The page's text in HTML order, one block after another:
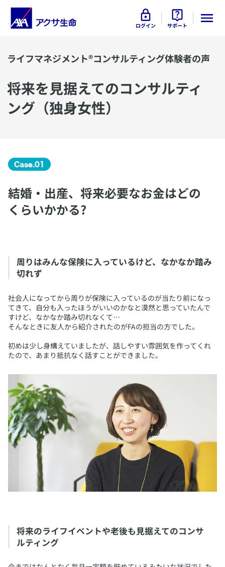
ログイン サポート
ライフマネジメント®コンサルティング体験者の声
​将来を見据えてのコンサルティ
ング（独身女性）
結婚・出産、将来必要なお金はどの
くらいかかる?
​周りはみんな保険に入っているけど、なかなか踏み
切れず
​社会人になってから周りが保険に入っているのが当たり前になっ
てきて、自分も入ったほうがいいのかなと漠然と思っていたんで
すけど、なかなか踏み切れなくて…
そんなときに友人から紹介されたのがFAの担当の方でした。
初めは少し身構えていましたが、話しやすい雰囲気を作ってくれ
たので、あまり抵抗なく話すことができました。
​将来のライフイベントや老後も見据えてのコンサ
ルティング